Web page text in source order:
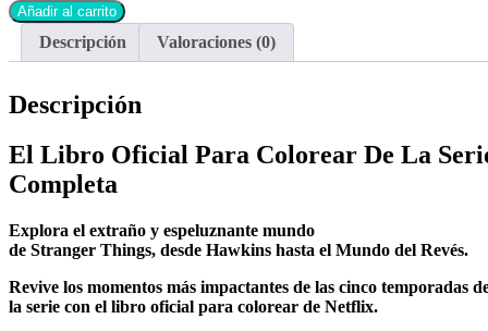
Añadir al carrito
Descripción Valoraciones (0)
Descripción
El Libro Oficial Para Colorear De La
Completa
Explora el extraño y espeluznante mundo
de Stranger Things, desde Hawkins hasta el Mundo del Revés.
Revive los momentos más impactantes de las cinco temporadas
la serie con el libro oficial para colorear de Netflix.